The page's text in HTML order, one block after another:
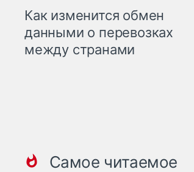
Как изменится обмен
данными о перевозках
между странами
Самое читаемое